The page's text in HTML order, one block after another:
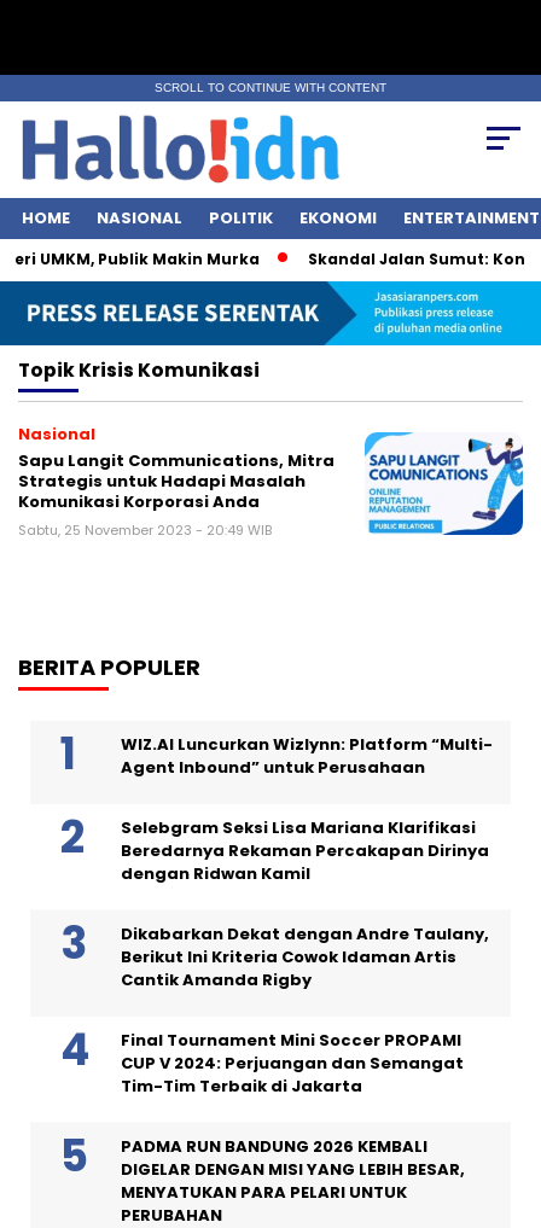
SCROLL TO CONTINUE WITH CONTENT
HOME NASIONAL POLITIK EKONOMI ENTERTAINMENT
UMKM, Publik Makin Murka Skandal Jalan Sumut:
TopikKrisis Komunikasi
Nasional
Sapu Langit Communications, Mitra
Strategis untuk Hadapi Masalah
Komunikasi Korporasi Anda
Sabtu, 25 November 2023 - 20:49 WIB
BERITA POPULER
WIZ.AI Luncurkan Wizlynn: Platform “Multi-
Agent Inbound” untuk Perusahaan
Selebgram Seksi Lisa Mariana Klarifikasi
Beredarnya Rekaman Percakapan Dirinya
dengan Ridwan Kamil
Dikabarkan Dekat dengan Andre Taulany,
Berikut Ini Kriteria Cowok Idaman Artis
Cantik Amanda Rigby
Final Tournament Mini Soccer PROPAMI
CUP V 2024: Perjuangan dan Semangat
Tim-Tim Terbaik di Jakarta
PADMA RUN BANDUNG 2026 KEMBALI
DIGELAR DENGAN MISI YANG LEBIH BESAR,
MENYATUKAN PARA PELARI UNTUK
PERUBAHAN